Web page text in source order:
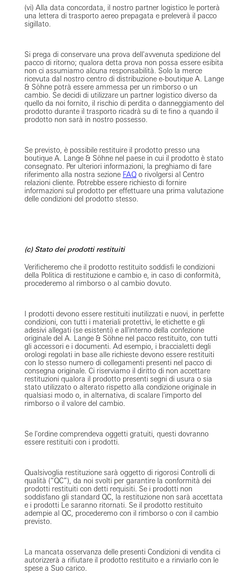
(vi) Alla data concordata, il nostro partner logistico le porterà
una lettera di trasporto aereo prepagata e preleverà il pacco
sigillato.
Si prega di conservare una prova dell'avvenuta spedizione del
pacco di ritorno; qualora detta prova non possa essere esibita
non ci assumiamo alcuna responsabilità. Solo la merce
ricevuta dal nostro centro di distribuzione e-boutique A. Lange
& Söhne potrà essere ammessa per un rimborso o un
cambio. Se decidi di utilizzare un partner logistico diverso da
quello da noi fornito, il rischio di perdita o danneggiamento del
prodotto durante il trasporto ricadrà su di te fino a quando il
prodotto non sarà in nostro possesso.
Se previsto, è possibile restituire il prodotto presso una
boutique A. Lange & Söhne nel paese in cui il prodotto è stato
consegnato. Per ulteriori informazioni, la preghiamo di fare
riferimento alla nostra sezione FAQ o rivolgersi al Centro
relazioni cliente. Potrebbe essere richiesto di fornire
informazioni sul prodotto per effettuare una prima valutazione
delle condizioni del prodotto stesso.
(c) Stato dei prodotti restituiti
Verificheremo che il prodotto restituito soddisfi le condizioni
della Politica di restituzione e cambio e, in caso di conformità,
procederemo al rimborso o al cambio dovuto.
I prodotti devono essere restituiti inutilizzati e nuovi, in perfette
condizioni, con tutti i materiali protettivi, le etichette e gli
adesivi allegati (se esistenti) e all'interno della confezione
originale del A. Lange & Söhne nel pacco restituito, con tutti
gli accessori e i documenti. Ad esempio, i braccialetti degli
orologi regolati in base alle richieste devono essere restituiti
con lo stesso numero di collegamenti presenti nel pacco di
consegna originale. Ci riserviamo il diritto di non accettare
restituzioni qualora il prodotto presenti segni di usura o sia
stato utilizzato o alterato rispetto alla condizione originale in
qualsiasi modo o, in alternativa, di scalare l'importo del
rimborso o il valore del cambio.
Se l'ordine comprendeva oggetti gratuiti, questi dovranno
essere restituiti con i prodotti.
Qualsivoglia restituzione sarà oggetto di rigorosi Controlli di
qualità (“QC”), da noi svolti per garantire la conformità dei
prodotti restituiti con detti requisiti. Se i prodotti non
soddisfano gli standard QC, la restituzione non sarà accettata
e i prodotti Le saranno ritornati. Se il prodotto restituito
adempie al QC, procederemo con il rimborso o con il cambio
previsto.
La mancata osservanza delle presenti Condizioni di vendita ci
autorizzerà a rifiutare il prodotto restituito e a rinviarlo con le
spese a Suo carico.